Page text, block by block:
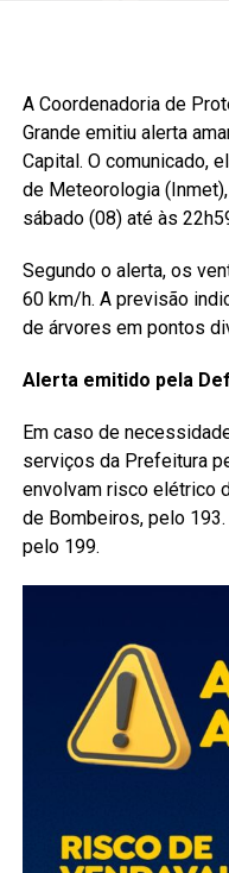
A Coordenadoria de
Grande emitiu alerta
Capital. O comunicado,
de Meteorologia
sábado (08) até às
Segundo o alerta, os
60 km/h. A previsão
de árvores em pontos
Alerta emitido pela
Em caso de
serviços da Prefeitura
envolvam risco elétrico
de Bombeiros, pelo
pelo 199.